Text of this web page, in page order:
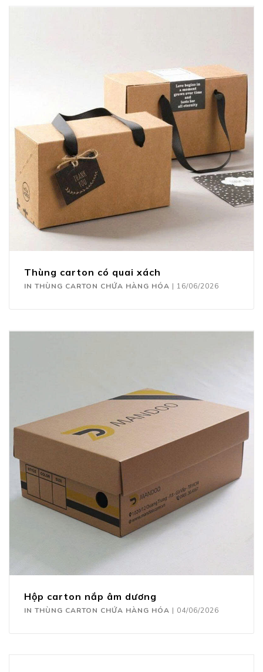
Thùng carton có quai xách
IN THÙNG CARTON CHỨA HÀNG HÓA | 16/06/2026
Hộp carton nắp âm dương
IN THÙNG CARTON CHỨA HÀNG HÓA | 04/06/2026